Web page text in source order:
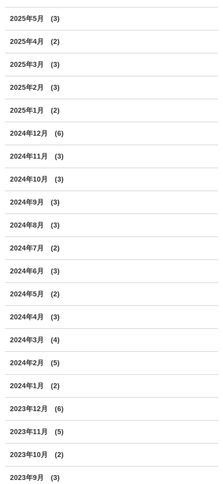
2025年5月 (3)
2025年4月 (2)
2025年3月 (3)
2025年2月 (3)
2025年1月 (2)
2024年12月 (6)
2024年11月 (3)
2024年10月 (3)
2024年9月 (3)
2024年8月 (3)
2024年7月 (2)
2024年6月 (3)
2024年5月 (2)
2024年4月 (3)
2024年3月 (4)
2024年2月 (5)
2024年1月 (2)
2023年12月 (6)
2023年11月 (5)
2023年10月 (2)
2023年9月 (3)